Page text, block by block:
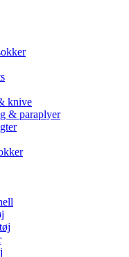
knive
& paraplyer